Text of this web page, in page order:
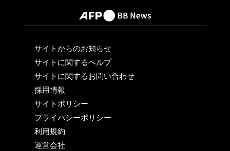
サイトからのお知らせ
サイトに関するヘルプ
サイトに関するお問い合わせ
採用情報
サイトポリシー
プライバシーポリシー
利用規約
運営会社